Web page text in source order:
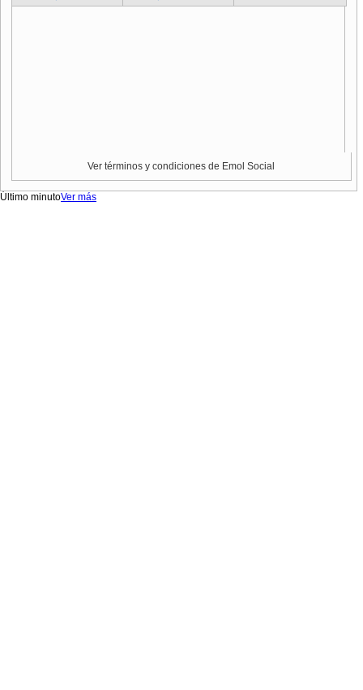
Ver términos y condiciones de Emol Social
Último minutoVer más